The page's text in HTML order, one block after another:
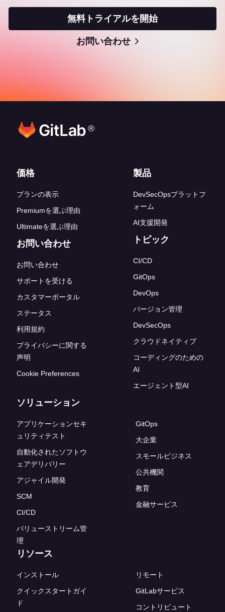
無料トライアルを開始
お問い合わせ
®
フッターリンク
価格
プランの表示
Premiumを選ぶ理由
Ultimateを選ぶ理由
お問い合わせ
お問い合わせ
サポートを受ける
カスタマーポータル
ステータス
利用規約
プライバシーに関する
声明
Cookie Preferences
製品
DevSecOpsプラットフ
ォーム
AI支援開発
トピック
CI/CD
GitOps
DevOps
バージョン管理
DevSecOps
クラウドネイティブ
コーディングのための
AI
エージェント型AI
ソリューション
アプリケーションセキ
ュリティテスト
自動化されたソフトウ
ェアデリバリー
アジャイル開発
SCM
CI/CD
バリューストリーム管
理
GitOps
大企業
スモールビジネス
公共機関
教育
金融サービス
リソース
インストール
クイックスタートガイ
ド
リモート
GitLabサービス
コントリビュート